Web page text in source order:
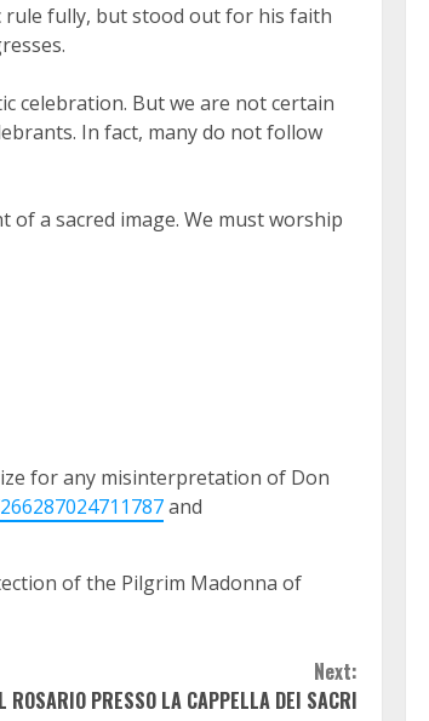
rule fully, but stood out for his faith
celebration. But we are not certain
In fact, many do not follow
a sacred image. We must worship
for any misinterpretation of Don
and
of the Pilgrim Madonna of
Next:
ROSARIO PRESSO LA CAPPELLA DEI SACRI